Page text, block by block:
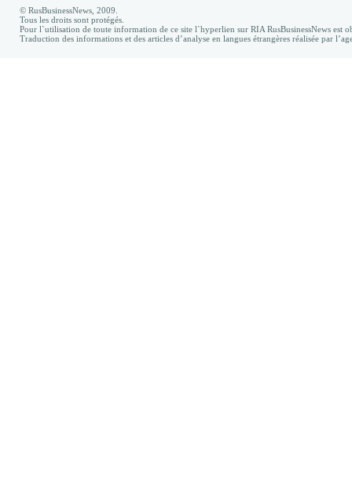
© RusBusinessNews, 2009.
Tous les droits sont protégés.
Pour l`utilisation de toute information de ce site l`hyperlien sur RIA RusBusinessNews est
Traduction des informations et des articles d’analyse en langues étrangères réalisée par